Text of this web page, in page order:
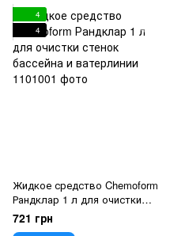
4
4
Жидкое средство Chemoform
Рандклар 1 л для очистки
стенок бассейна и ватерлинии
721 грн